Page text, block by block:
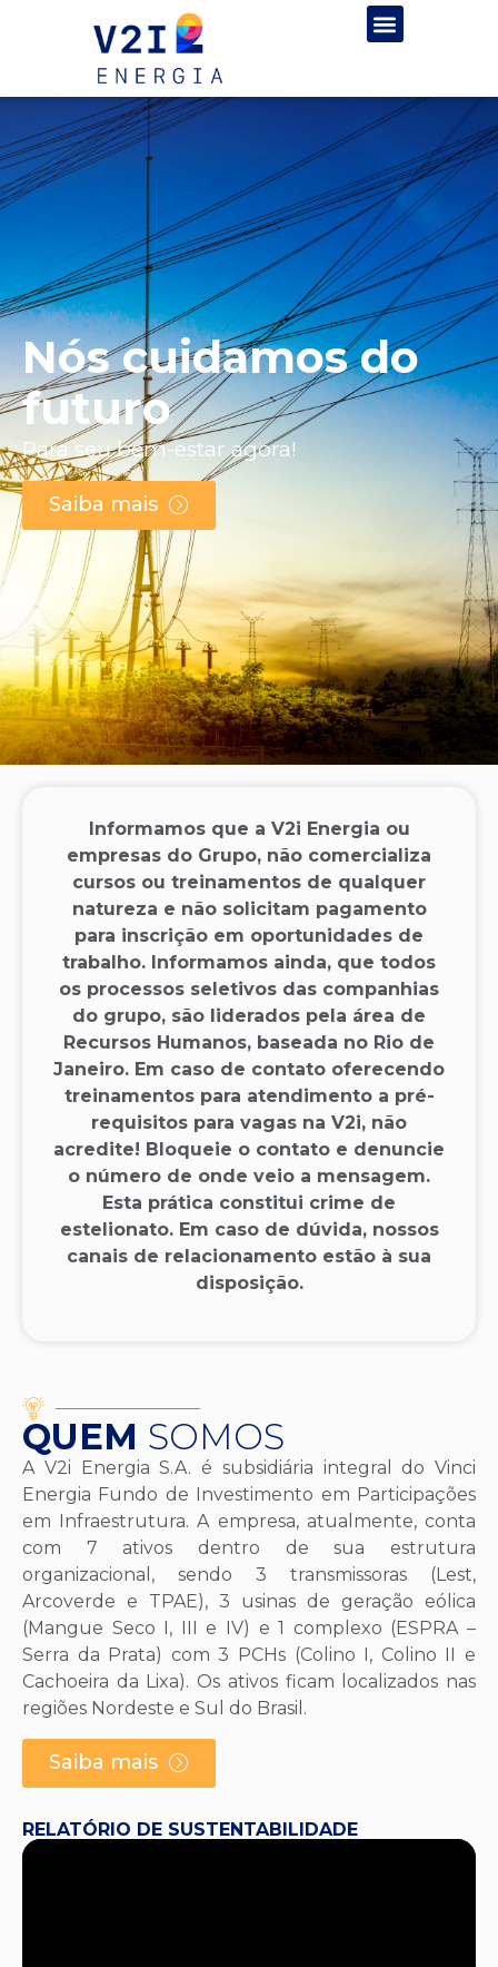
Nós cuidamos do
futuro
Para seu bem-estar agora!
Saiba mais
Informamos que a V2i Energia ou
empresas do Grupo, não comercializa
cursos ou treinamentos de qualquer
natureza e não solicitam pagamento
para inscrição em oportunidades de
trabalho. Informamos ainda, que todos
os processos seletivos das companhias
do grupo, são liderados pela área de
Recursos Humanos, baseada no Rio de
Janeiro. Em caso de contato oferecendo
treinamentos para atendimento a pré-
requisitos para vagas na V2i, não
acredite! Bloqueie o contato e denuncie
o número de onde veio a mensagem.
Esta prática constitui crime de
estelionato. Em caso de dúvida, nossos
canais de relacionamento estão à sua
disposição.
QUEM SOMOS
A V2i Energia S.A. é subsidiária integral do Vinci
Energia Fundo de Investimento em Participações
em Infraestrutura. A empresa, atualmente, conta
com 7 ativos dentro de sua estrutura
organizacional, sendo 3 transmissoras (Lest,
Arcoverde e TPAE), 3 usinas de geração eólica
(Mangue Seco I, III e IV) e 1 complexo (ESPRA –
Serra da Prata) com 3 PCHs (Colino I, Colino II e
Cachoeira da Lixa). Os ativos ficam localizados nas
regiões Nordeste e Sul do Brasil.
Saiba mais
RELATÓRIO DE SUSTENTABILIDADE